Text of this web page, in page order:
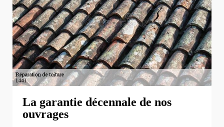
La garantie décennale de nos
ouvrages